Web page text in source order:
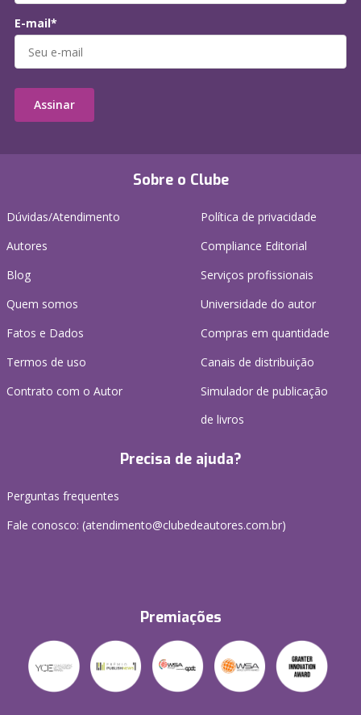
Sobre o Clube
Dúvidas/Atendimento
Autores
Blog
Quem somos
Fatos e Dados
Termos de uso
Contrato com o Autor
Política de privacidade
Compliance Editorial
Serviços profissionais
Universidade do autor
Compras em quantidade
Canais de distribuição
Simulador de publicação
de livros
Precisa de ajuda?
Perguntas frequentes
Fale conosco: (atendimento@clubedeautores.com.br)
Premiações
E-mail*
Assinar